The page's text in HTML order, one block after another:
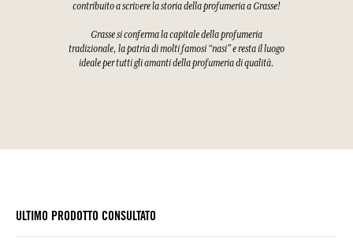
contribuito a scrivere la storia della profumeria a Grasse!
Grasse si conferma la capitale della profumeria
tradizionale, la patria di molti famosi “nasi” e resta il luogo
ideale per tutti gli amanti della profumeria di qualità.
ULTIMO PRODOTTO CONSULTATO